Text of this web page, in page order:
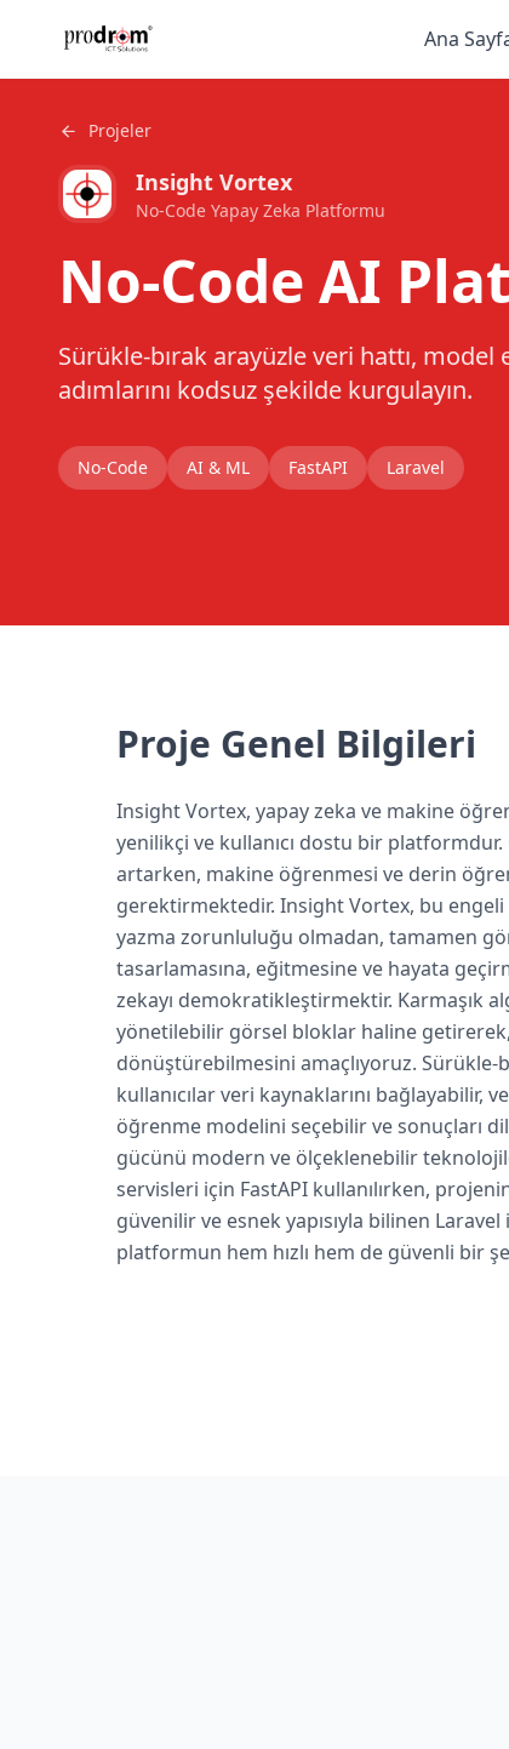
Ana
Projeler
Insight Vortex
No-Code Yapay Zeka Platformu
No-Code AI
Sürükle-bırak arayüzle veri hattı, model
adımlarını kodsuz şekilde kurgulayın.
No-Code AI & ML FastAPI Laravel
Proje Genel Bilgileri
Insight Vortex, yapay zeka ve makine
yenilikçi ve kullanıcı dostu bir
artarken, makine öğrenmesi ve derin
gerektirmektedir. Insight Vortex, bu engeli
yazma zorunluluğu olmadan, tamamen
tasarlamasına, eğitmesine ve hayata
zekayı demokratikleştirmektir. Karmaşık
yönetilebilir görsel bloklar haline
dönüştürebilmesini amaçlıyoruz. Sürükle-
kullanıcılar veri kaynaklarını bağlayabilir,
öğrenme modelini seçebilir ve sonuçları
gücünü modern ve ölçeklenebilir
servisleri için FastAPI kullanılırken,
güvenilir ve esnek yapısıyla bilinen
platformun hem hızlı hem de güvenli bir